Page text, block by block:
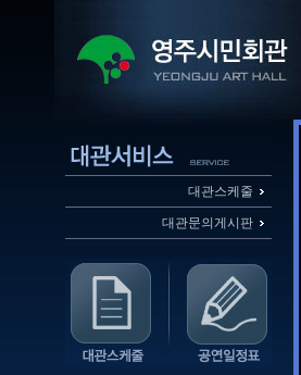
대관스케줄
대관문의게시판